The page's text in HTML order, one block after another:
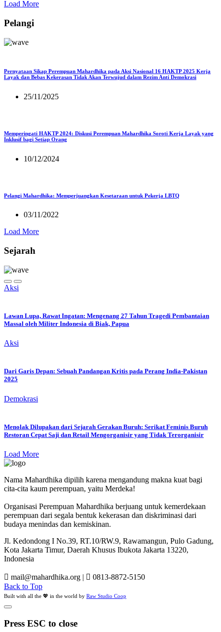
Load More
Pelangi
Pernyataan Sikap Perempuan Mahardhika pada Aksi Nasional 16 HAKTP 2025 Kerja
Layak dan Bebas Kekerasan Tidak Akan Terwujud dalam Rezim Anti Demokrasi
25/11/2025
Memperingati HAKTP 2024: Diskusi Perempuan Mahardhika Soroti Kerja Layak yang
Inklusif bagi Setiap Orang
10/12/2024
Pelangi Mahardhika: Memperjuangkan Kesetaraan untuk Pekerja LBTQ
03/11/2022
Load More
Sejarah
Aksi
Lawan Lupa, Rawat Ingatan: Mengenang 27 Tahun Tragedi Pembantaian
Massal oleh Militer Indonesia di Biak, Papua
Aksi
Dari Garis Depan: Sebuah Pandangan Kritis pada Perang India-Pakistan
2025
Demokrasi
Menolak Dilupakan dari Sejarah Gerakan Buruh: Serikat Feminis Buruh
Restoran Cepat Saji dan Retail Mengorganisir yang Tidak Terorganisir
Load More
Nama Mahardhika dipilih karena mengandung makna kuat bagi
cita-cita kaum perempuan, yaitu Merdeka!
Organisasi Perempuan Mahardhika berjuang untuk kemerdekaan
perempuan dari segala bentuk kekerasan dan diskriminasi dari
budaya menindas dan kemiskinan.
Jl. Kedondong I No.39, RT.10/RW.9, Rawamangun, Pulo Gadung,
Kota Jakarta Timur, Daerah Khusus Ibukota Jakarta 13220,
Indonesia
mail@mahardhika.org |
0813-8872-5150
Back to Top
Built with all the 💖 in the world by Raw Studio Coop
Press ESC to close